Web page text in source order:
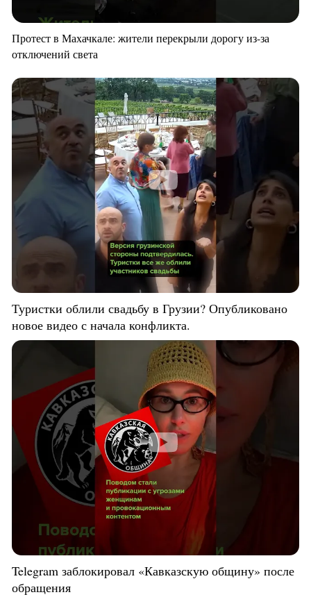
Протест в Махачкале: жители перекрыли дорогу из-за
отключений света
Туристки облили свадьбу в Грузии? Опубликовано
новое видео с начала конфликта.
Telegram заблокировал «Кавказскую общину» после
обращения